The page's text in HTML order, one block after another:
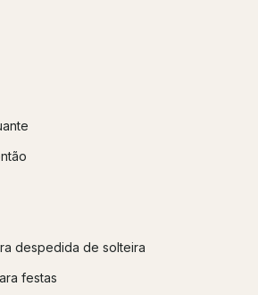
despedida de solteira
festas